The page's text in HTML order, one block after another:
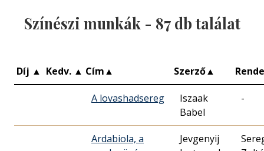
Színészi munkák - 87db találat
Díj ▲ Kedv. ▲ Cím▲ Szerző▲
A lovashadsereg
Iszaak
Babel
-
Ardabiola, a
Jevgenyij